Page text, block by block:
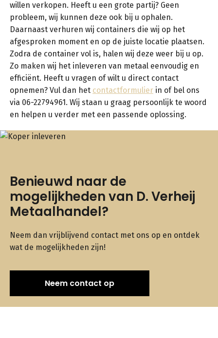
willen verkopen. Heeft u een grote partij? Geen
probleem, wij kunnen deze ook bij u ophalen.
Daarnaast verhuren wij containers die wij op het
afgesproken moment en op de juiste locatie plaatsen.
Zodra de container vol is, halen wij deze weer bij u op.
Zo maken wij het inleveren van metaal eenvoudig en
efficiënt. Heeft u vragen of wilt u direct contact
opnemen? Vul dan het contactformulier in of bel ons
via 06-22794961. Wij staan u graag persoonlijk te woord
en helpen u verder met een passende oplossing.
Benieuwd naar de
mogelijkheden van D. Verheij
Metaalhandel?
Neem dan vrijblijvend contact met ons op en ontdek
wat de mogelijkheden zijn!
Neem contact op